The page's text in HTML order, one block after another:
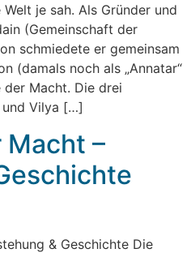
je sah. Als Gründer und
(Gemeinschaft der
schmiedete er gemeinsam
(damals noch als „Annatar“
der Macht. Die drei
und Vilya […]
Macht –
& Geschichte Die